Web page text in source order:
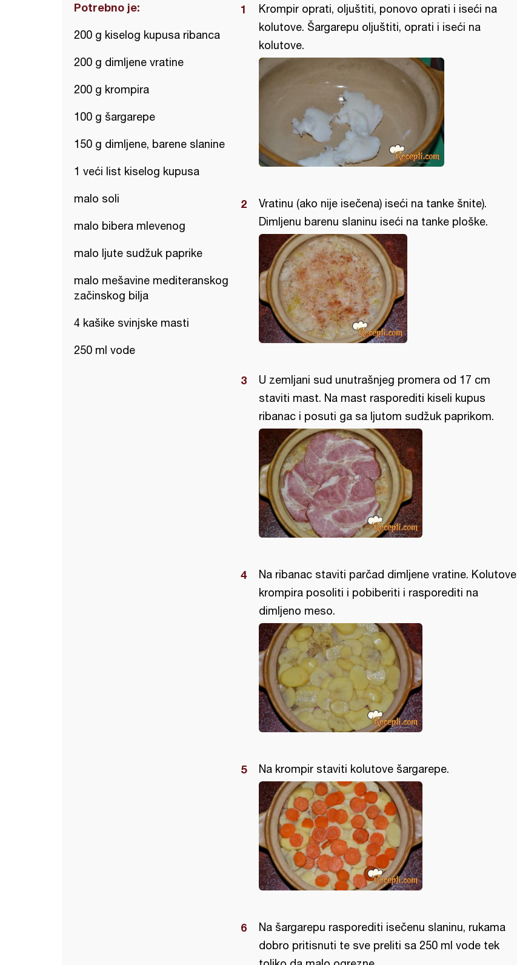
Potrebno je:
200 g kiselog kupusa ribanca
200 g dimljene vratine
200 g krompira
100 g šargarepe
150 g dimljene, barene slanine
1 veći list kiselog kupusa
malo soli
malo bibera mlevenog
malo ljute sudžuk paprike
malo mešavine mediteranskog
začinskog bilja
4 kašike svinjske masti
250 ml vode
Krompir oprati, oljuštiti, ponovo oprati i iseći na
kolutove. Šargarepu oljuštiti, oprati i iseći na
kolutove.
Vratinu (ako nije isečena) iseći na tanke šnite).
Dimljenu barenu slaninu iseći na tanke ploške.
U zemljani sud unutrašnjeg promera od 17 cm
staviti mast. Na mast rasporediti kiseli kupus
ribanac i posuti ga sa ljutom sudžuk paprikom.
Na ribanac staviti parčad dimljene vratine. Kolutove
krompira posoliti i pobiberiti i rasporediti na
dimljeno meso.
Na krompir staviti kolutove šargarepe.
Na šargarepu rasporediti isečenu slaninu, rukama
dobro pritisnuti te sve preliti sa 250 ml vode tek